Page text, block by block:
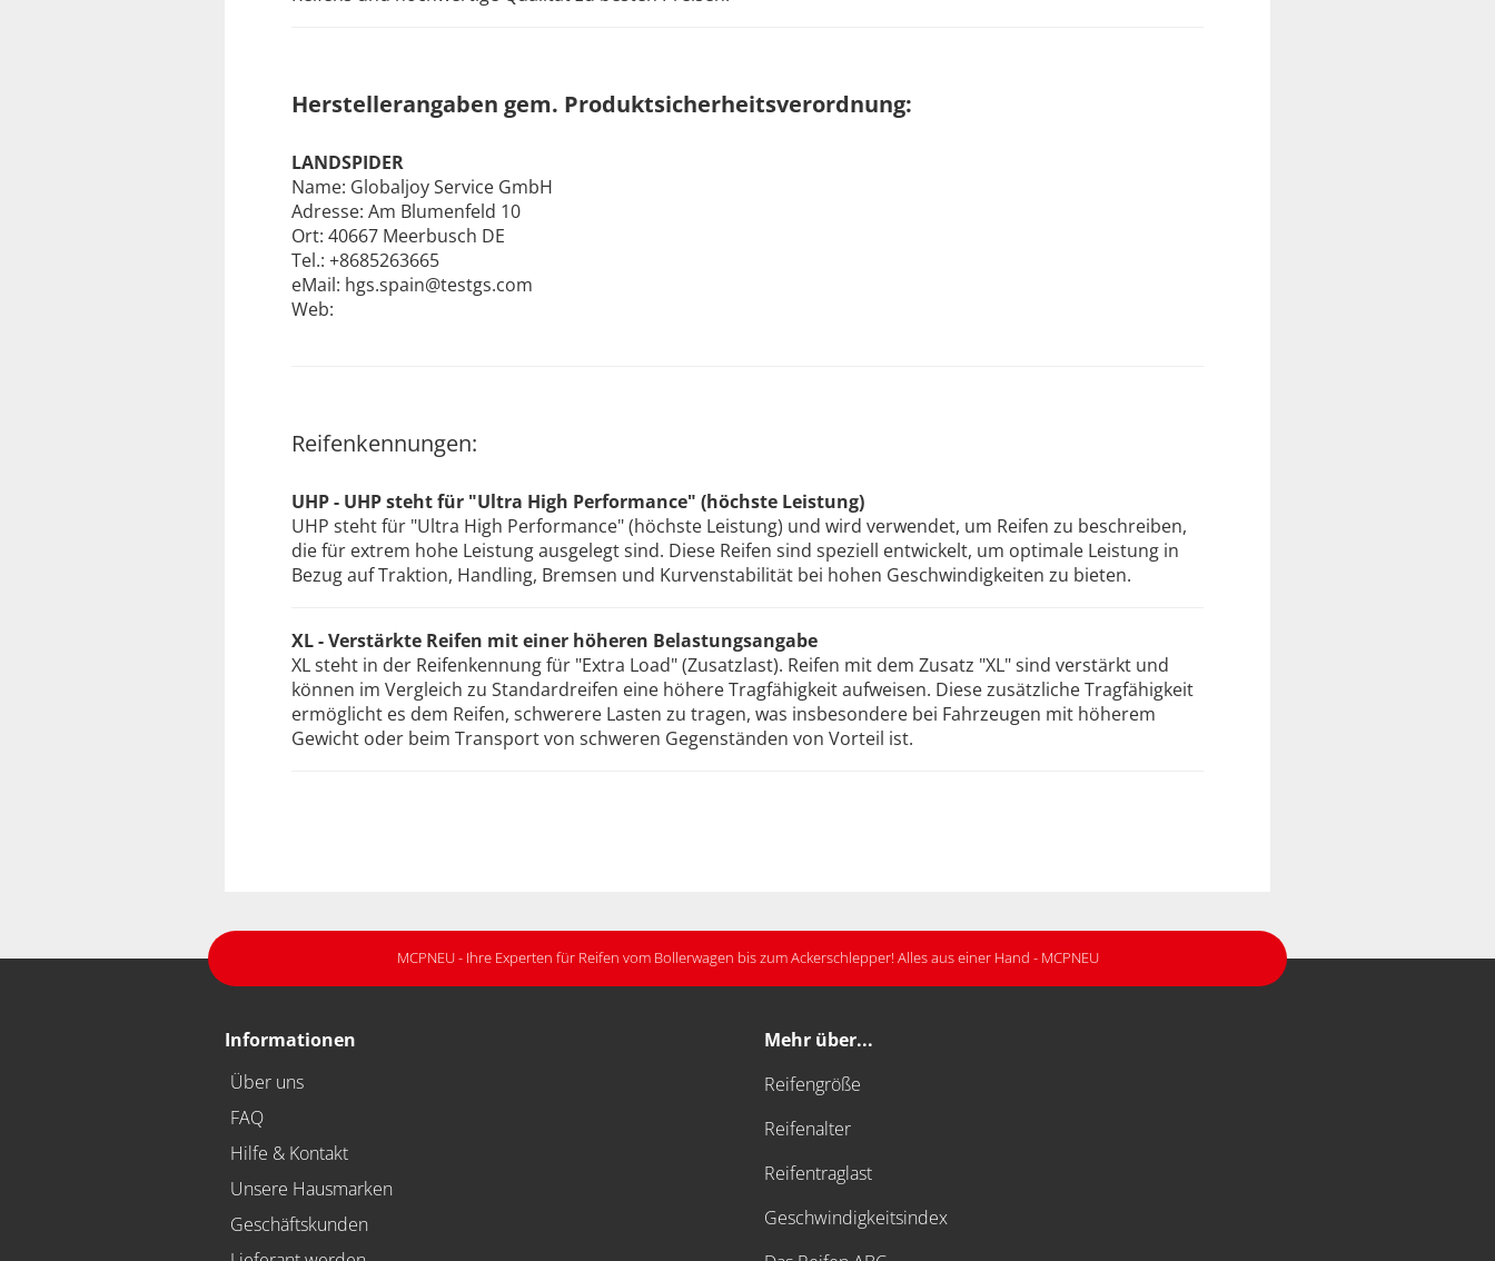
Herstellerangaben gem. Produktsicherheitsverordnung:
LANDSPIDER
Name: Globaljoy Service GmbH
Adresse: Am Blumenfeld 10
Ort: 40667 Meerbusch DE
Tel.: +8685263665
eMail: hgs.spain@testgs.com
Web:
Reifenkennungen:
UHP - UHP steht für "Ultra High Performance" (höchste Leistung)
UHP steht für "Ultra High Performance" (höchste Leistung) und wird verwendet, um Reifen zu beschreiben,
die für extrem hohe Leistung ausgelegt sind. Diese Reifen sind speziell entwickelt, um optimale Leistung in
Bezug auf Traktion, Handling, Bremsen und Kurvenstabilität bei hohen Geschwindigkeiten zu bieten.
XL - Verstärkte Reifen mit einer höheren Belastungsangabe
XL steht in der Reifenkennung für "Extra Load" (Zusatzlast). Reifen mit dem Zusatz "XL" sind verstärkt und
können im Vergleich zu Standardreifen eine höhere Tragfähigkeit aufweisen. Diese zusätzliche Tragfähigkeit
ermöglicht es dem Reifen, schwerere Lasten zu tragen, was insbesondere bei Fahrzeugen mit höherem
Gewicht oder beim Transport von schweren Gegenständen von Vorteil ist.
MCPNEU - Ihre Experten für Reifen vom Bollerwagen bis zum Ackerschlepper! Alles aus einer Hand - MCPNEU
Informationen
Über uns
FAQ
Hilfe & Kontakt
Unsere Hausmarken
Geschäftskunden
Mehr über...
Reifengröße
Reifenalter
Reifentraglast
Geschwindigkeitsindex